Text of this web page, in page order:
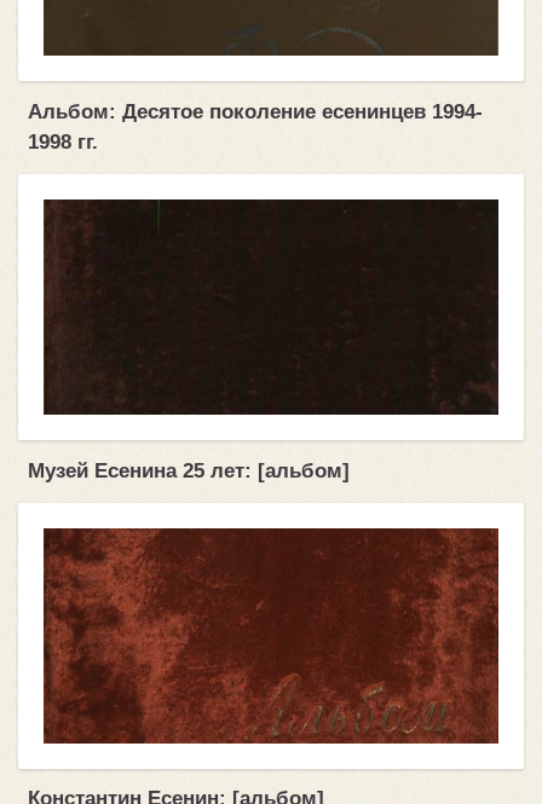
Альбом: Десятое поколение есенинцев 1994-
1998 гг.
Музей Есенина 25 лет: [альбом]
Константин Есенин: [альбом]